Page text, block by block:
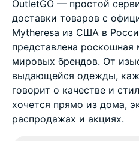
OutletGO — простой
доставки товаров с
Mytheresa из США в
представлена
мировых брендов. От
выдающейся одежды,
говорит о качестве и
хочется прямо из дома,
распродажах и акциях.